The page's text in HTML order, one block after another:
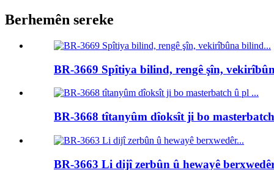
Berhemên sereke
BR-3669 Spîtiya bilind, rengê şîn,
BR-3668 tîtanyûm dîoksît ji bo
BR-3663 Li dijî zerbûn û hewayê